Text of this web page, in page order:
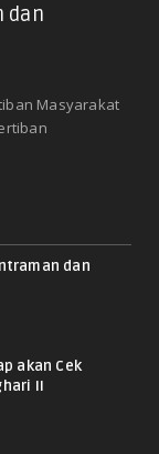
dan
Masyarakat
dan
akan Cek
II